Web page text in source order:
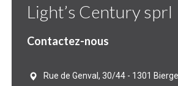
Light’s Century sprl
Contactez-nous
Rue de Genval, 30/44 - 1301